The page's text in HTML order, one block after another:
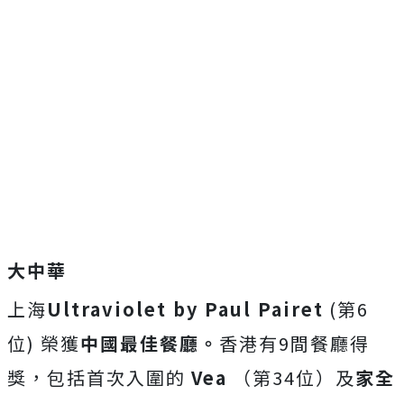
大中華
上海Ultraviolet by Paul Pairet (第6
位) 榮獲中國最佳餐廳。 香港有9間餐廳得
獎，包括首次入圍的 Vea （第34位）及家全